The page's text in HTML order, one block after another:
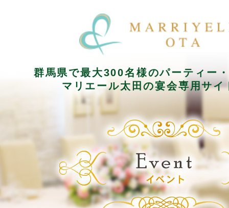
群馬県で最大300名様のパーティー
マリエール太田の宴会専用サイ